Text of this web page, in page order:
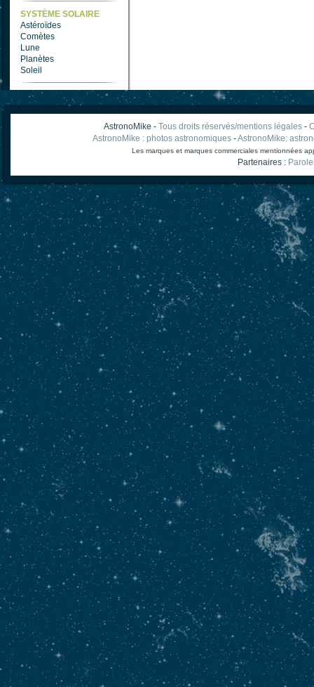
SYSTÈME SOLAIRE
Astéroïdes
Comètes
Lune
Planètes
Soleil
AstronoMike - Tous droits réservés/mentions légales-
AstronoMike : photos astronomiques -AstronoMike:
Les marques et marques commerciales mentionnées
Partenaires :